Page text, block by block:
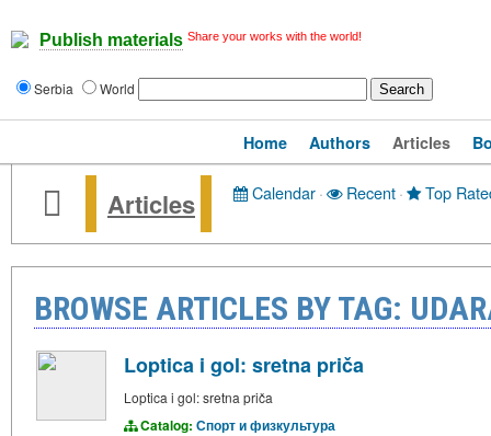
Publish materials Share your works with the world!
Serbia World
Home Authors Articles
Articles Calendar· Recent· Top
BROWSE ARTICLES BY TAG:
Loptica i gol: sretna priča
Loptica i gol: sretna priča
Catalog: Спорт и физкультура